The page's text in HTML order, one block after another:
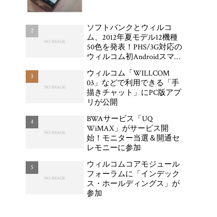
ソフトバンクとウィルコ
ム、2012年夏モデル12機種
50色を発表！PHS/3G対応の
ウィルコム初Androidスマー
WX04K」が登場
ウィルコム「WILLCOM
03」などで利用できる「手
描きチャット」にPC版アプ
リが公開
BWAサービス「UQ
WiMAX」がサービス開
始！モニター当選＆開通セ
レモニーに参加
ウィルコムコアモジュール
フォーラムに「インデック
ス・ホールディングス」が
参加